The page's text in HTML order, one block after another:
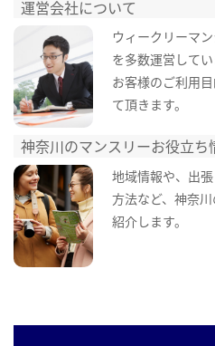
運営会社について
ウィークリーマ
を多数運営してい
お客様のご利用
て頂きます。
神奈川のマンスリーお役立ち
地域情報や、出
方法など、神奈
紹介します。